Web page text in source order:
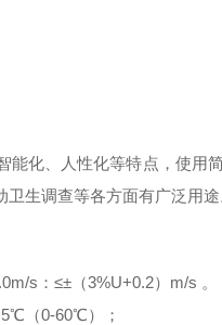
化、人性化等特点，使用
生调查等各方面有广泛用途
s：≤±（3%U+0.2）m/s 。
（0-60℃）
；